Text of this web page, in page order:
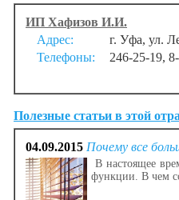
ИП Хафизов И.И.
Адрес:
г. Уфа, ул.
Телефоны:
246-25-19,
Полезные статьи в этой
04.09.2015 Почему все
В настоящее
функции. В чем